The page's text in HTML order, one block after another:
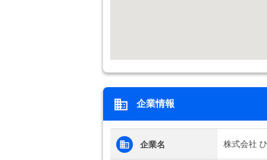
企業情報
企業名 株式会社